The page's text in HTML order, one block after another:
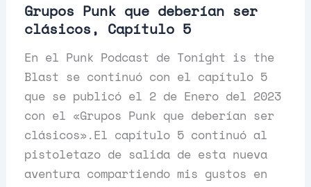
Grupos Punk que deberían ser
clásicos, Capítulo 5
En el Punk Podcast de Tonight is the
Blast se continuó con el capítulo 5
que se publicó el 2 de Enero del 2023
con el «Grupos Punk que deberían ser
clásicos».El capítulo 5 continuó al
pistoletazo de salida de esta nueva
aventura compartiendo mis gustos en